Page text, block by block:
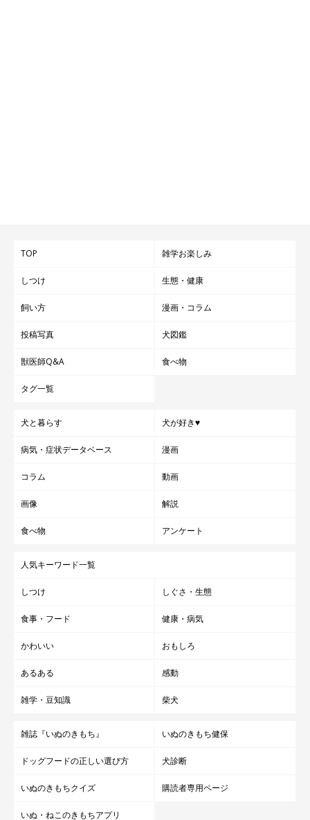
う。
飼い主さんに関心を向けさせる
向ける工夫をしてみましょう。愛犬の好きなおもちゃを使って気
を引いたり、おやつを上手に使って愛犬の意識を「楽しいこと」
TOP 雑学お楽しみ
しつけ 生態・健康
飼い方 漫画・コラム
投稿写真 犬図鑑
獣医師Q&A 食べ物
タグ一覧
犬と暮らす 犬が好き♥
病気・症状データベース 漫画
コラム 動画
画像 解説
食べ物 アンケート
人気キーワード一覧
しつけ しぐさ・生態
食事・フード 健康・病気
かわいい おもしろ
あるある 感動
雑学・豆知識 柴犬
雑誌『いぬのきもち』 いぬのきもち健保
ドッグフードの正しい選び方 犬診断
いぬのきもちクイズ 購読者専用ページ
いぬ・ねこのきもちアプリ